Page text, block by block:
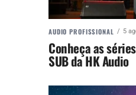
AUDIO PROFISSIONAL 5
Conheça as séries
SUB da HK Audio